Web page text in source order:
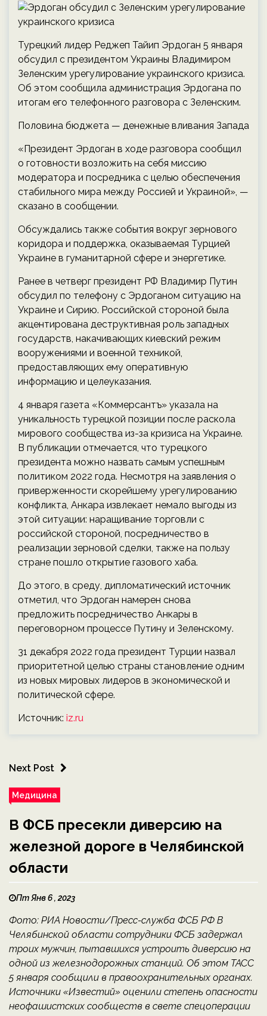
Турецкий лидер Реджеп Тайип Эрдоган 5 января
обсудил с президентом Украины Владимиром
Зеленским урегулирование украинского кризиса.
Об этом сообщила администрация Эрдогана по
итогам его телефонного разговора с Зеленским.
Половина бюджета — денежные вливания Запада
«Президент Эрдоган в ходе разговора сообщил
о готовности возложить на себя миссию
модератора и посредника с целью обеспечения
стабильного мира между Россией и Украиной», —
сказано в сообщении.
Обсуждались также события вокруг зернового
коридора и поддержка, оказываемая Турцией
Украине в гуманитарной сфере и энергетике.
Ранее в четверг президент РФ Владимир Путин
обсудил по телефону с Эрдоганом ситуацию на
Украине и Сирию. Российской стороной была
акцентирована деструктивная роль западных
государств, накачивающих киевский режим
вооружениями и военной техникой,
предоставляющих ему оперативную
информацию и целеуказания.
4 января газета «Коммерсантъ» указала на
уникальность турецкой позиции после раскола
мирового сообщества из-за кризиса на Украине.
В публикации отмечается, что турецкого
президента можно назвать самым успешным
политиком 2022 года. Несмотря на заявления о
приверженности скорейшему урегулированию
конфликта, Анкара извлекает немало выгоды из
этой ситуации: наращивание торговли с
российской стороной, посредничество в
реализации зерновой сделки, также на пользу
стране пошло открытие газового хаба.
До этого, в среду, дипломатический источник
отметил, что Эрдоган намерен снова
предложить посредничество Анкары в
переговорном процессе Путину и Зеленскому.
31 декабря 2022 года президент Турции назвал
приоритетной целью страны становление одним
из новых мировых лидеров в экономической и
политической сфере.
Источник: iz.ru
Next Post
Медицина
В ФСБ пресекли диверсию на
железной дороге в Челябинской
области
Пт Янв 6 , 2023
Фото: РИА Новости/Пресс-служба ФСБ РФ В
Челябинской области сотрудники ФСБ задержал
троих мужчин, пытавшихся устроить диверсию на
одной из железнодорожных станций. Об этом ТАСС
5 января сообщили в правоохранительных органах.
Источники «Известий» оценили степень опасности
неофашистских сообществ в свете спецоперации